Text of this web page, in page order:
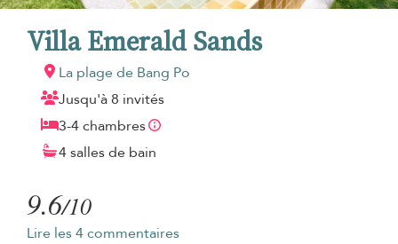
Villa Emerald Sands
La plage de Bang Po
Jusqu'à 8 invités
3-4 chambres
4 salles de bain
9.6/10
Lire les 4 commentaires